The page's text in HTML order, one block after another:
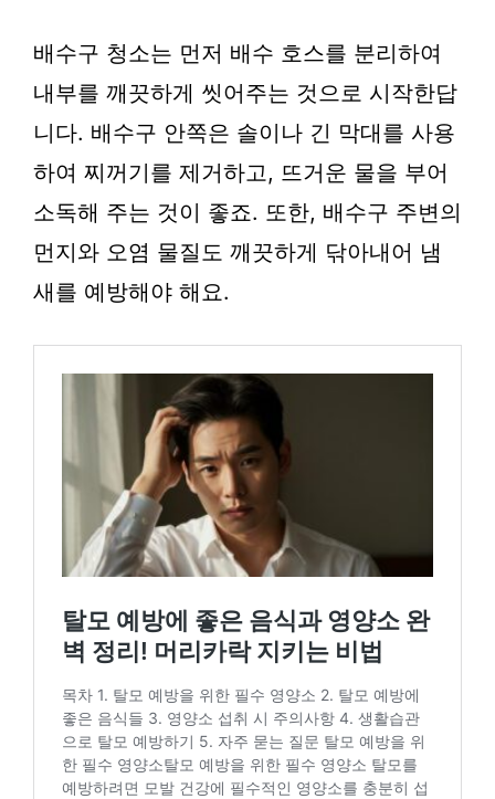
배수구 청소는 먼저 배수 호스를 분리하여
내부를 깨끗하게 씻어주는 것으로 시작한답
니다. 배수구 안쪽은 솔이나 긴 막대를 사용
하여 찌꺼기를 제거하고, 뜨거운 물을 부어
소독해 주는 것이 좋죠. 또한, 배수구 주변의
먼지와 오염 물질도 깨끗하게 닦아내어 냄
새를 예방해야 해요.